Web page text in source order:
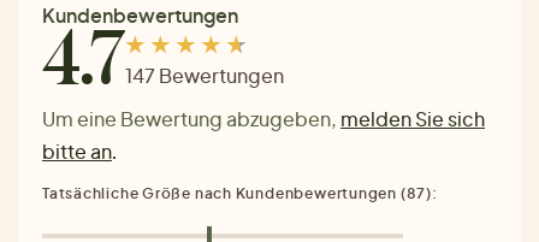
Kundenbewertungen
4.7147 Bewertungen
Um eine Bewertung abzugeben, melden Sie sich
bitte an.
Tatsächliche Größe nach Kundenbewertungen (87):